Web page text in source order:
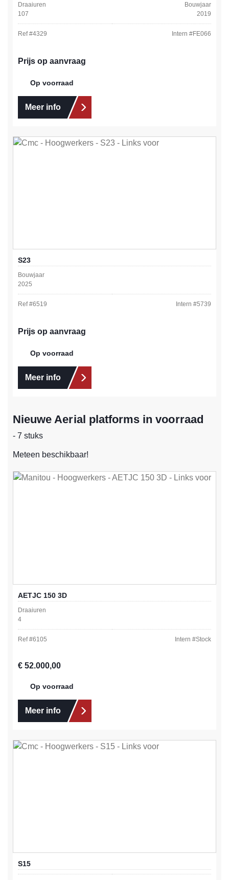
Draaiuren
107
Bouwjaar
2019
Ref #4329 Intern #FE066
Prijs op aanvraag
Op voorraad
Meer info
S23
Bouwjaar
2025
Ref #6519 Intern #5739
Prijs op aanvraag
Op voorraad
Meer info
Nieuwe Aerial platforms in voorraad
- 7 stuks
Meteen beschikbaar!
AETJC 150 3D
Draaiuren
4
Ref #6105 Intern #Stock
Normale prijs:
€ 52.000,00
Op voorraad
Meer info
S15